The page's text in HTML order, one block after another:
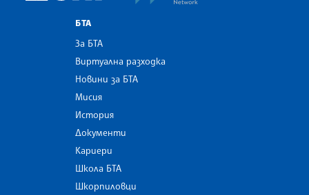
БТА
За БТА
Виртуална разходка
Новини за БТА
Мисия
История
Документи
Кариери
Школа БТА
Шкорпиловци